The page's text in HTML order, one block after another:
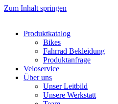
Zum Inhalt springen
Produktkatalog
Bikes
Fahrrad Bekleidung
Produktanfrage
Veloservice
Über uns
Unser Leitbild
Unsere Werkstatt